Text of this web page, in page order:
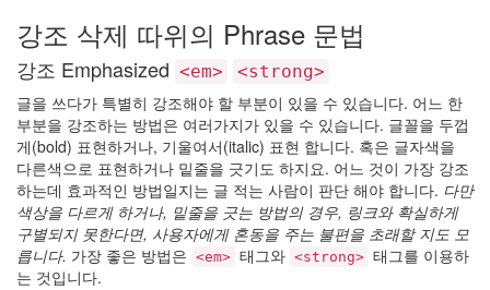
강조 삭제 따위의 Phrase 문법
강조 Emphasized <em> <strong>
글을 쓰다가 특별히 강조해야 할 부분이 있을 수 있습니다. 어느 한
부분을 강조하는 방법은 여러가지가 있을 수 있습니다. 글꼴을 두껍
게(bold) 표현하거나, 기울여서(italic) 표현 합니다. 혹은 글자색을
다른색으로 표현하거나 밑줄을 긋기도 하지요. 어느 것이 가장 강조
하는데 효과적인 방법일지는 글 적는 사람이 판단 해야 합니다. 다만
색상을 다르게 하거나, 밑줄을 긋는 방법의 경우, 링크와 확실하게
구별되지 못한다면, 사용자에게 혼동을 주는 불편을 초래할 지도 모
릅니다. 가장 좋은 방법은 <em> 태그와 <strong> 태그를 이용하
는 것입니다.
스
Samui
Lay
Lavender
Amy
Winehouse
벗